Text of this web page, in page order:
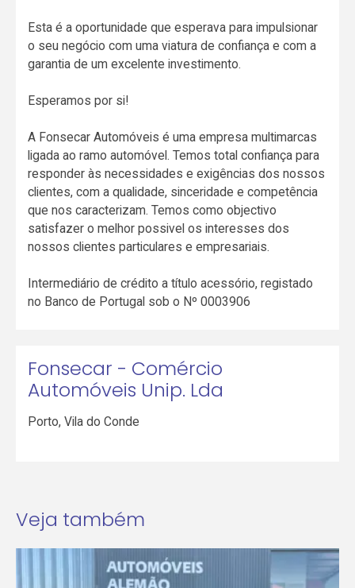
Esta é a oportunidade que esperava para impulsionar
o seu negócio com uma viatura de confiança e com a
garantia de um excelente investimento.
Esperamos por si!
A Fonsecar Automóveis é uma empresa multimarcas
ligada ao ramo automóvel. Temos total confiança para
responder às necessidades e exigências dos nossos
clientes, com a qualidade, sinceridade e competência
que nos caracterizam. Temos como objectivo
satisfazer o melhor possivel os interesses dos
nossos clientes particulares e empresariais.
Intermediário de crédito a título acessório, registado
no Banco de Portugal sob o Nº 0003906
Fonsecar - Comércio
Automóveis Unip. Lda
Porto,Vila do Conde
Veja também